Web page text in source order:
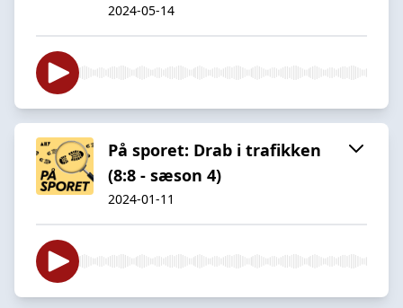
2024-05-14
På sporet: Drab i trafikken
(8:8 - sæson 4)
2024-01-11